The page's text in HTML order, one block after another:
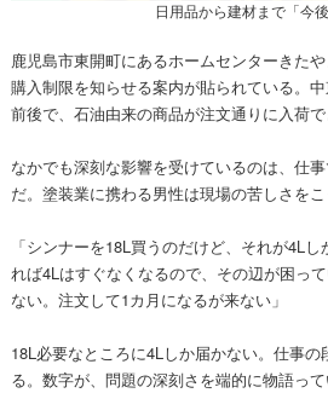
日用品から建材まで「今後
鹿児島市東開町にあるホームセンターきた
購入制限を知らせる案内が貼られている。
前後で、石油由来の商品が注文通りに入荷で
なかでも深刻な影響を受けているのは、仕
だ。塗装業に携わる男性は現場の苦しさをこ
「シンナーを18L買うのだけど、それが4L
れば4Lはすぐなくなるので、その辺が困っ
ない。注文して1カ月になるが来ない」
18L必要なところに4Lしか届かない。仕事
る。数字が、問題の深刻さを端的に物語って